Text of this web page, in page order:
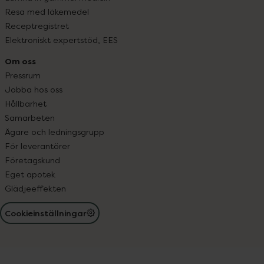
Resa med läkemedel
Receptregistret
Elektroniskt expertstöd, EES
Om oss
Pressrum
Jobba hos oss
Hållbarhet
Samarbeten
Ägare och ledningsgrupp
För leverantörer
Företagskund
Eget apotek
Glädjeeffekten
Cookieinställningar